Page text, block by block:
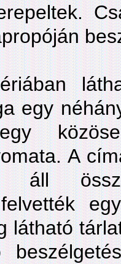
egy
A
áll
látható